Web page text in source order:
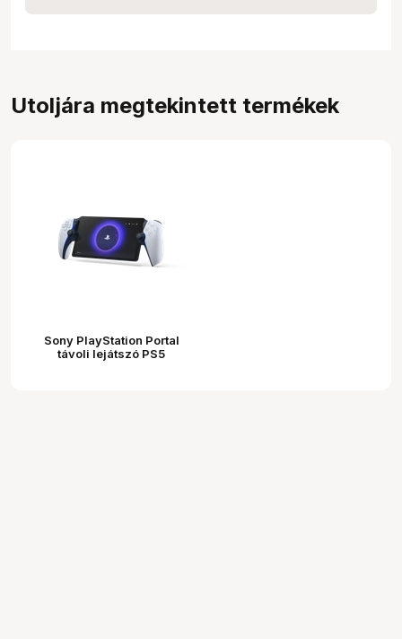
Utoljára megtekintett termékek
Sony PlayStation Portal
távoli lejátszó PS5